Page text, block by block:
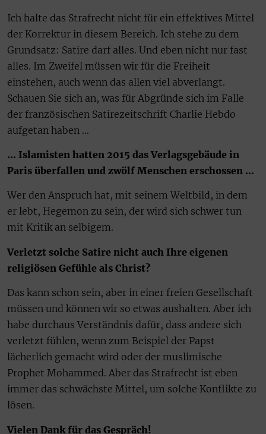
Ich halte das Strafrecht nicht für ein effektives Mittel
der Korrektur in diesem Bereich. Ich stehe zu dem
Grundsatz: Satire darf alles. Und eben nicht nur fast
alles. Im Zweifel müssen wir für die Freiheit
einstehen, auch wenn das allen viel abverlangt.
Schauen Sie sich an, was für Abgründe sich im Falle
der französischen Satirezeitschrift Charlie Hebdo
aufgetan haben …
… Islamisten hatten 2015 das Verlagsgebäude in
Paris überfallen und zwölf Menschen erschossen …
Wer den Anspruch hat, mit seinem Weltbild, in dem
er lebt, Hegemon zu sein, der wird sich schwer tun
mit Kritik an selbigem.
Verletzt solche Satire nicht auch Ihre eigenen
religiösen Gefühle als Christ?
Das kann schon sein, aber in einer freien Gesellschaft
müssen und können wir so etwas aushalten. Aber ich
habe durchaus Verständnis dafür, dass andere sich
verletzt fühlen, wenn zum Beispiel der Papst
lächerlich gemacht wird oder der muslimische
Prophet Mohammed. Aber das Strafrecht ist eben
immer das schwächste Mittel, um solche Konflikte zu
lösen.
Vielen Dank für das Gespräch!